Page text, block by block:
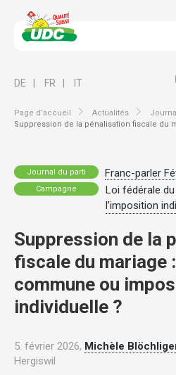
Page d’accueil Actualités
Suppression de la pénalisation fiscale du
DE FR IT
Journal du parti Franc-parler
Campagne
Loi fédérale
l’imposition
Suppression de la
fiscale du mariage
commune ou
individuelle ?
5. février 2026, Michèle
Hergiswil